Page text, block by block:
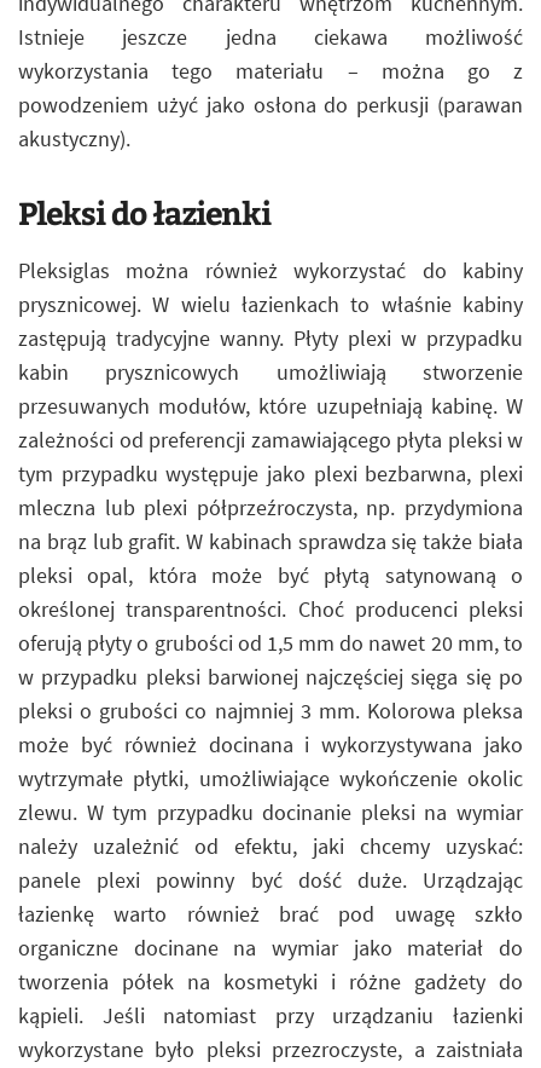
Istnieje jeszcze jedna ciekawa możliwość
wykorzystania tego materiału – można go z
powodzeniem użyć jako osłona do perkusji (parawan
akustyczny).
Pleksi do łazienki
Pleksiglas można również wykorzystać do kabiny
prysznicowej. W wielu łazienkach to właśnie kabiny
zastępują tradycyjne wanny. Płyty plexi w przypadku
kabin prysznicowych umożliwiają stworzenie
przesuwanych modułów, które uzupełniają kabinę. W
zależności od preferencji zamawiającego płyta pleksi w
tym przypadku występuje jako plexi bezbarwna, plexi
mleczna lub plexi półprzeźroczysta, np. przydymiona
na brąz lub grafit. W kabinach sprawdza się także biała
pleksi opal, która może być płytą satynowaną o
określonej transparentności. Choć producenci pleksi
oferują płyty o grubości od 1,5 mm do nawet 20 mm, to
w przypadku pleksi barwionej najczęściej sięga się po
pleksi o grubości co najmniej 3 mm. Kolorowa pleksa
może być również docinana i wykorzystywana jako
wytrzymałe płytki, umożliwiające wykończenie okolic
zlewu. W tym przypadku docinanie pleksi na wymiar
należy uzależnić od efektu, jaki chcemy uzyskać:
panele plexi powinny być dość duże. Urządzając
łazienkę warto również brać pod uwagę szkło
organiczne docinane na wymiar jako materiał do
tworzenia półek na kosmetyki i różne gadżety do
kąpieli. Jeśli natomiast przy urządzaniu łazienki
wykorzystane było pleksi przezroczyste, a zaistniała